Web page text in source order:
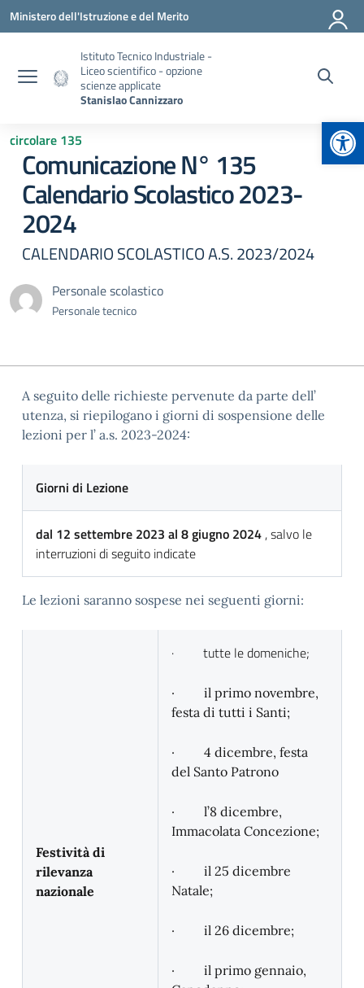
Vai ai contenuti
Vai al menu di navigazione
Vai al footer
Ministero dell'Istruzione e del Merito
Istituto Tecnico Industriale -
Liceo scientifico - opzione
scienze applicate
Stanislao Cannizzaro
circolare 135
Comunicazione N° 135
Calendario Scolastico 2023-
2024
CALENDARIO SCOLASTICO A.S. 2023/2024
Personale scolastico
Personale tecnico
A seguito delle richieste pervenute da parte dell’
utenza, si riepilogano i giorni di sospensione delle
lezioni per l’ a.s. 2023-2024:
Giorni di Lezione
dal 12 settembre 2023 al 8 giugno 2024, salvo le
interruzioni di seguito indicate
Le lezioni saranno sospese nei seguenti giorni:
Festività di
rilevanza
nazionale
· tutte le domeniche;
· il primo novembre,
festa di tutti i Santi;
· 4 dicembre, festa
del Santo Patrono
· l’8 dicembre,
Immacolata Concezione;
· il 25 dicembre
Natale;
· il 26 dicembre;
· il primo gennaio,